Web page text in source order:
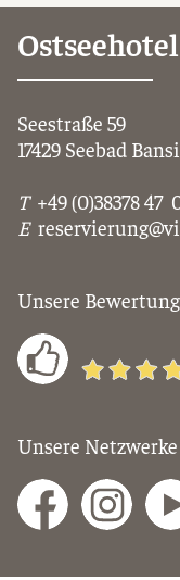
Seestraße 59
17429 Seebad
T +49 (0)38378 47
E
Unsere
Unsere Netzwerke